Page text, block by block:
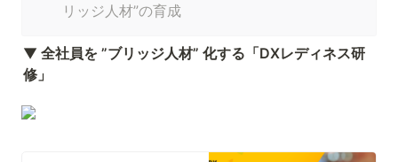
リッジ人材”の育成
▼ 全社員を ”ブリッジ人材” 化する「DXレディネス研
修」